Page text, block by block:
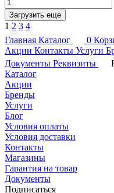
Загрузить еще
1 2 3 4
Главная Каталог 0
Акции Контакты Услуги
Документы Реквизиты
Каталог
Акции
Бренды
Услуги
Блог
Условия оплаты
Условия доставки
Контакты
Магазины
Гарантия на товар
Документы
Подписаться